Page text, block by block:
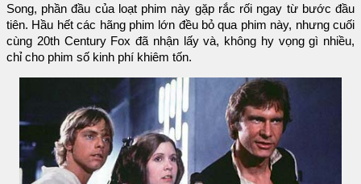
Song, phần đầu của loạt phim này gặp rắc rối ngay từ bước đầu
tiên. Hầu hết các hãng phim lớn đều bỏ qua phim này, nhưng cuối
cùng 20th Century Fox đã nhận lấy và, không hy vọng gì nhiều,
chỉ cho phim số kinh phí khiêm tốn.